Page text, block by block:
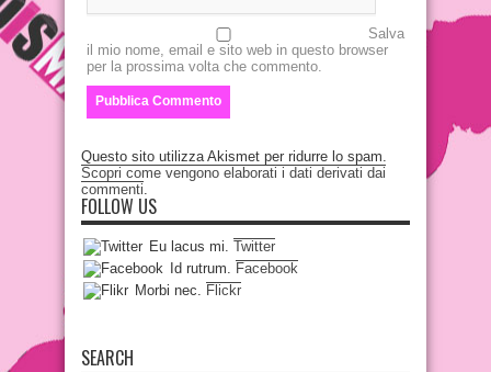
Salva
il mio nome, email e sito web in questo browser
per la prossima volta che commento.
Questo sito utilizza Akismet per ridurre lo spam.
Scopri come vengono elaborati i dati derivati dai
commenti
FOLLOW US
Eu lacus mi. Twitter
Id rutrum. Facebook
Morbi nec. Flickr
SEARCH